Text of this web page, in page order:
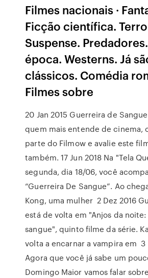
Filmes nacionais ·
Ficção científica.
Suspense.
época. Westerns. Já
clássicos. Comédia
Filmes sobre
20 Jan 2015 Guerreira de
quem mais entende de cinema,
parte do Filmow e avalie este
também. 17 Jun 2018 Na "Tela
segunda, dia 18/06, você
“Guerreira De Sangue”. Ao
Kong, uma mulher 2 Dez 2016
está de volta em "Anjos da
sangue", quinto filme da série.
volta a encarnar a vampira em 3
Agora que você já sabe um
Domingo Maior vamos falar